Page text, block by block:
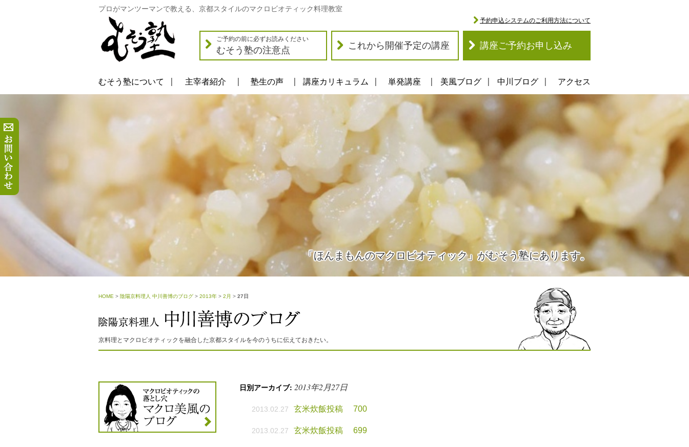
プロがマンツーマンで教える、京都スタイルのマクロビオティック料理教室
ご予約の前に必ずお読みください
むそう塾の注意点 これから開催予定の講座 講座ご予約お申し込み
予約申込システムのご利用方法について
むそう塾について 主宰者紹介 塾生の声 講座カリキュラム 単発講座 美風ブログ 中川ブログ アクセス
「ほんまもんのマクロビオティック」がむそう塾にあります。
HOME > 陰陽京料理人 中川善博のブログ > 2013年 > 2月 > 27日
京料理とマクロビオティックを融合した京都スタイルを今のうちに伝えておきたい。
日別アーカイブ: 2013年2月27日
2013.02.27 玄米炊飯投稿 700
2013.02.27 玄米炊飯投稿 699